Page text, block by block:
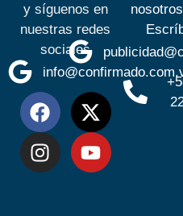
y síguenos en
nuestras redes
sociales